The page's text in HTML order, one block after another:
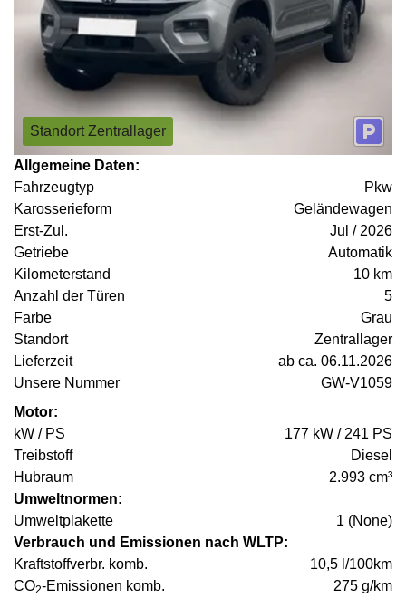
Standort Zentrallager
Allgemeine Daten:
Fahrzeugtyp
Pkw
Karosserieform
Geländewagen
Erst-Zul.
Jul / 2026
Getriebe
Automatik
Kilometerstand
10 km
Anzahl der Türen
5
Farbe
Grau
Standort
Zentrallager
Lieferzeit
ab ca. 06.11.2026
Unsere Nummer
GW-V1059
Motor:
kW / PS
177 kW / 241 PS
Treibstoff
Diesel
Hubraum
2.993 cm³
Umweltnormen:
Umweltplakette
1 (None)
Verbrauch und Emissionen nach WLTP:
Kraftstoffverbr. komb.
10,5 l/100km
CO2-Emissionen komb.
275 g/km